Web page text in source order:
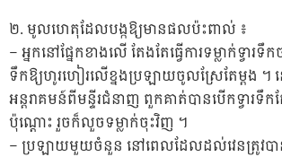
២. មូលហេតុដែលបង្កឱ្យមានផលប៉ះពាល់ ៖
– អ្នកនៅផ្នែកខាងលើ តែងតែធ្វើការទម្លាក់ទ្វារ
ទឹកឱ្យហូរហៀរលើខ្នងប្រឡាយចូលស្រែតែម្តង ។
អន្តរាគមន៍ពីមន្ទីរជំនាញ ពួកគាត់បានបើកទ្វារទឹក
ប៉ុណ្តោះ រួចក៏លួចទម្លាក់ចុះវិញ ។
– ប្រឡាយមួយចំនួន នៅពេលដែលដល់វេនត្រូវប